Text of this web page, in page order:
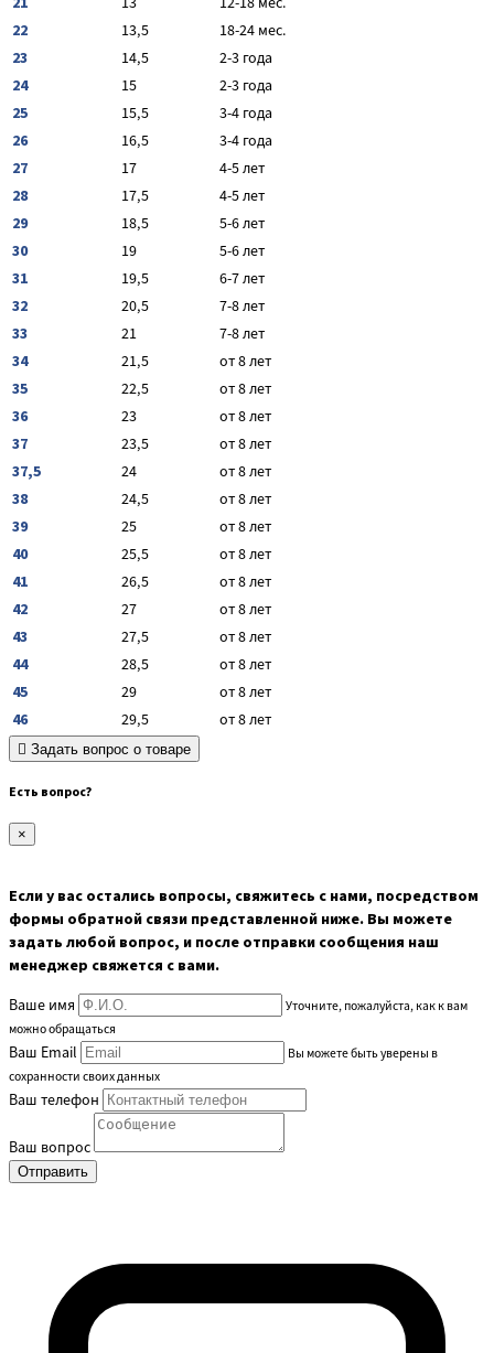
22
13,5
18-24 мес.
23
14,5
2-3 года
24
15
2-3 года
25
15,5
3-4 года
26
16,5
3-4 года
27
17
4-5 лет
28
17,5
4-5 лет
29
18,5
5-6 лет
30
19
5-6 лет
31
19,5
6-7 лет
32
20,5
7-8 лет
33
21
7-8 лет
34
21,5
от 8 лет
35
22,5
от 8 лет
36
23
от 8 лет
37
23,5
от 8 лет
37,5
24
от 8 лет
38
24,5
от 8 лет
39
25
от 8 лет
40
25,5
от 8 лет
41
26,5
от 8 лет
42
27
от 8 лет
43
27,5
от 8 лет
44
28,5
от 8 лет
45
29
от 8 лет
46
29,5 от 8 лет
Задать вопрос о товаре
Есть вопрос?
×
Если у вас остались вопросы, свяжитесь с нами, посредством
формы обратной связи представленной ниже. Вы можете
задать любой вопрос, и после отправки сообщения наш
менеджер свяжется с вами.
Ваше имя
Уточните, пожалуйста, как к вам
можно обращаться
Ваш Email
Вы можете быть уверены в
сохранности своих данных
Ваш телефон
Ваш вопрос